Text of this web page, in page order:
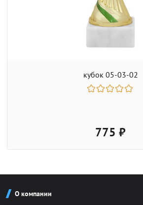
кубок 05-03-02
775 ₽
О компании